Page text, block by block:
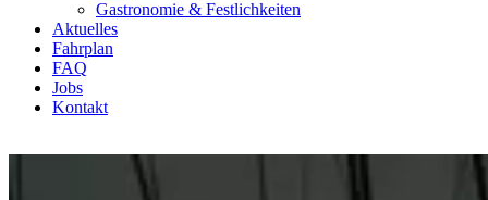
Gastronomie & Festlichkeiten
Aktuelles
Fahrplan
FAQ
Jobs
Kontakt